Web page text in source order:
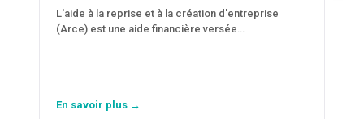
L'aide à la reprise et à la création d'entreprise
(Arce) est une aide financière versée…
En savoir plus →